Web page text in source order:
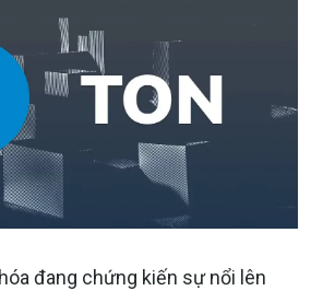
đang chứng kiến sự nổi lên